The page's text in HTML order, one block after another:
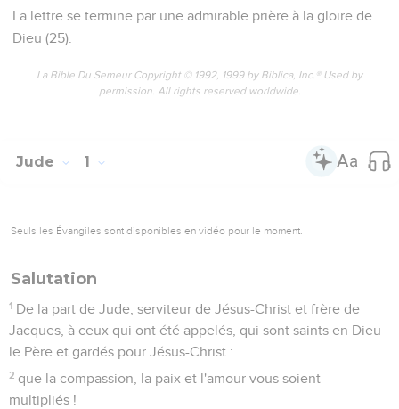
La lettre se termine par une admirable prière à la gloire de
Dieu (25).
La Bible Du Semeur Copyright © 1992, 1999 by Biblica, Inc.® Used by
permission. All rights reserved worldwide.
Jude 1
Seuls les Évangiles sont disponibles en vidéo pour le moment.
Salutation
1 De la part de Jude, serviteur de Jésus-Christ et frère de
Jacques, à ceux qui ont été appelés, qui sont saints en Dieu
le Père et gardés pour Jésus-Christ :
2 que la compassion, la paix et l'amour vous soient
multipliés !